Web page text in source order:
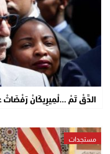
الدَّقْ تَمْ …لْمِيرِيكَانْ رَفْضَاتْ
مستجدات